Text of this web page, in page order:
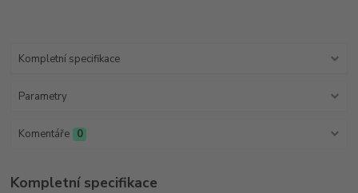
Kompletní specifikace
Parametry
Komentáře 0
Kompletní specifikace